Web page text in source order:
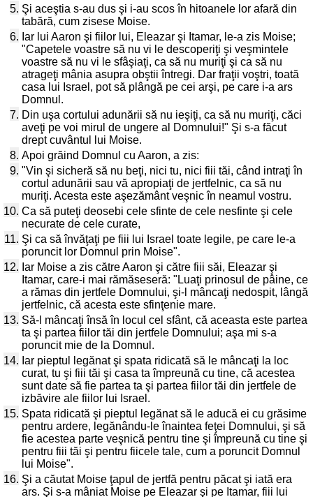
5. Şi aceştia s-au dus şi i-au scos în hitoanele lor afară din
tabără, cum zisese Moise.
6. Iar lui Aaron şi fiilor lui, Eleazar şi Itamar, le-a zis Moise;
"Capetele voastre să nu vi le descoperiţi şi veşmintele
voastre să nu vi le sfâşiaţi, ca să nu muriţi şi ca să nu
atrageţi mânia asupra obştii întregi. Dar fraţii voştri, toată
casa lui Israel, pot să plângă pe cei arşi, pe care i-a ars
Domnul.
7. Din uşa cortului adunării să nu ieşiţi, ca să nu muriţi, căci
aveţi pe voi mirul de ungere al Domnului!" Şi s-a făcut
drept cuvântul lui Moise.
8. Apoi grăind Domnul cu Aaron, a zis:
9. "Vin şi sicheră să nu beţi, nici tu, nici fiii tăi, când intraţi în
cortul adunării sau vă apropiaţi de jertfelnic, ca să nu
muriţi. Acesta este aşezământ veşnic în neamul vostru.
10. Ca să puteţi deosebi cele sfinte de cele nesfinte şi cele
necurate de cele curate,
11. Şi ca să învăţaţi pe fiii lui Israel toate legile, pe care le-a
poruncit lor Domnul prin Moise".
12. Iar Moise a zis către Aaron şi către fiii săi, Eleazar şi
Itamar, care-i mai rămăseseră: "Luaţi prinosul de pâine, ce
a rămas din jertfele Domnului, şi-l mâncaţi nedospit, lângă
jertfelnic, că acesta este sfinţenie mare.
13. Să-l mâncaţi însă în locul cel sfânt, că aceasta este partea
ta şi partea fiilor tăi din jertfele Domnului; aşa mi s-a
poruncit mie de la Domnul.
14. Iar pieptul legănat şi spata ridicată să le mâncaţi la loc
curat, tu şi fiii tăi şi casa ta împreună cu tine, că acestea
sunt date să fie partea ta şi partea fiilor tăi din jertfele de
izbăvire ale fiilor lui Israel.
15. Spata ridicată şi pieptul legănat să le aducă ei cu grăsime
pentru ardere, legănându-le înaintea feţei Domnului, şi să
fie acestea parte veşnică pentru tine şi împreună cu tine şi
pentru fiii tăi şi pentru fiicele tale, cum a poruncit Domnul
lui Moise".
16. Şi a căutat Moise ţapul de jertfă pentru păcat şi iată era
ars. Şi s-a mâniat Moise pe Eleazar şi pe Itamar, fiii lui